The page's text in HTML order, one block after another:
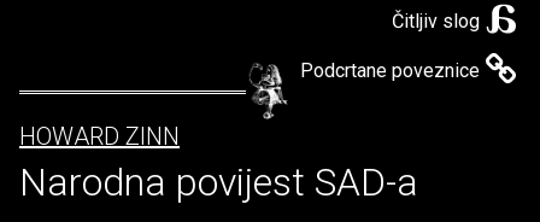
Čitljiv slog
Podcrtane poveznice
HOWARD ZINN
Narodna povijest SAD-a